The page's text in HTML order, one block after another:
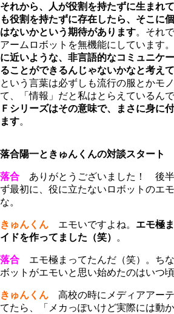
それから、人が役割を持たずに生まれ
も役割を持たずに存在したら、そこに
はないかという期待があります。それ
アームロボットを無機能にしています。
に近いような、非言語的なコミュニケ
ることができるんじゃないかなと考え
という言葉は必ずしも流行の服とかモ
て、「情報」だと私はとらえているんで
Ｆシリーズはその意味で、まさに身に
ます。
落合陽一ときゅんくんの対談スタート
落合 ありがとうございました！ 後半
ず最初に、役に立たないロボットのエ
な。
きゅんくん エモいですよね。 エモ極
イドを作ってました（笑）
。
落合 エモ極まってたんだ（笑）。ち
ボットがエモいと思い始めたのはいつ
きゅんくん 高校の時にメディアアー
てたら、「メカっぽいけど実際には動